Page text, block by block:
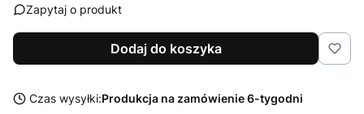
Zapytaj o produkt
Dodaj do koszyka
Czas wysyłki:Produkcja na zamówienie 6-tygodni